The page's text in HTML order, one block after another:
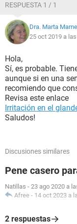
RESPUESTA 1 / 1
Dra. Marta
25 oct 2019 a
Hola,
Sí, es probable.
aunque si en una
recomiendo que
Revisa este enlace
Irritación en el
Saludos!
Discusiones similares
Pene casero
Natillas - 23 ago 2020 a
Afree - 14 oct 2023 a
2 respuestas